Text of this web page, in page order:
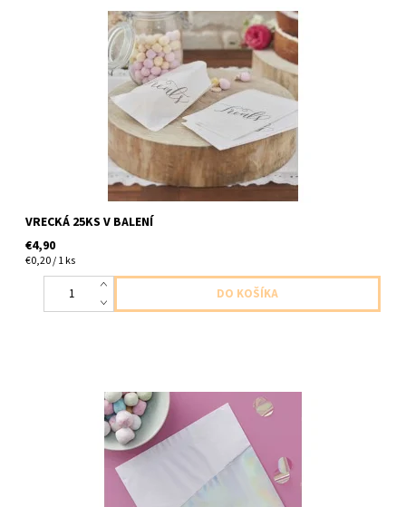
papierove vrecka na drobnosti/maškrty 25ks v balení vlkost
VRECKÁ 25KS V BALENÍ
€4,90
€0,20 / 1 ks
papierove servítky meniace na svetle 3vrstvove 16ks v baleni
velkost 33x33cm 3vrstvové